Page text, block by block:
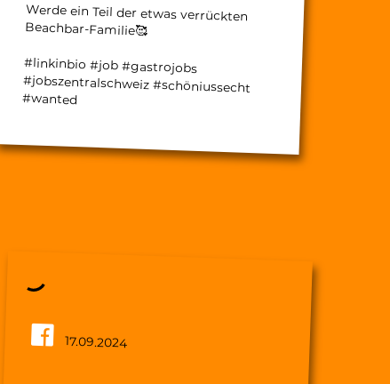
Werde ein Teil der etwas verrückten
Beachbar-Familie🥰
#linkinbio #job #gastrojobs
#jobszentralschweiz #schöniussecht
#wanted
17.09.2024